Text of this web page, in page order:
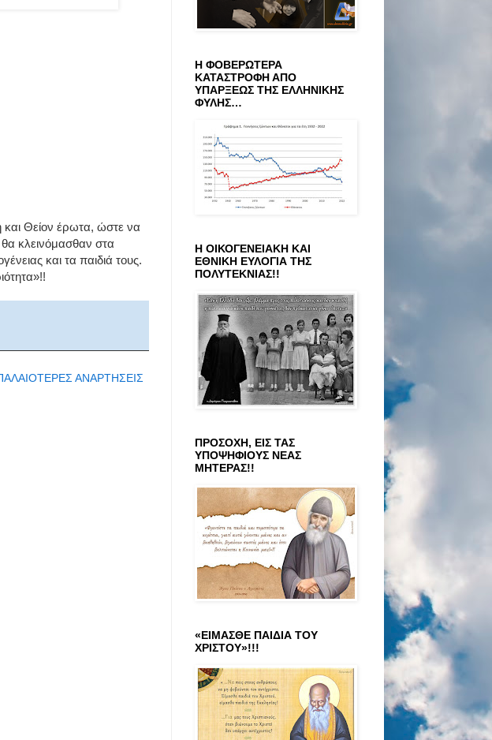
Θείον έρωτα, ώστε να
κλεινόμασθαν στα
και τα παιδιά τους.
ΑΝΑΡΤΗΣΕΙΣ
Η ΦΟΒΕΡΩΤΕΡΑ
ΚΑΤΑΣΤΡΟΦΗ ΑΠΟ
ΥΠΑΡΞΕΩΣ ΤΗΣ ΕΛΛΗΝΙΚΗΣ
ΦΥΛΗΣ…
Η ΟΙΚΟΓΕΝΕΙΑΚΗ ΚΑΙ
ΕΘΝΙΚΗ ΕΥΛΟΓΙΑ ΤΗΣ
ΠΟΛΥΤΕΚΝΙΑΣ!!
ΠΡΟΣΟΧΗ, ΕΙΣ ΤΑΣ
ΥΠΟΨΗΦΙΟΥΣ ΝΕΑΣ
ΜΗΤΕΡΑΣ!!
«ΕΙΜΑΣΘΕ ΠΑΙΔΙΑ ΤΟΥ
ΧΡΙΣΤΟΥ»!!!